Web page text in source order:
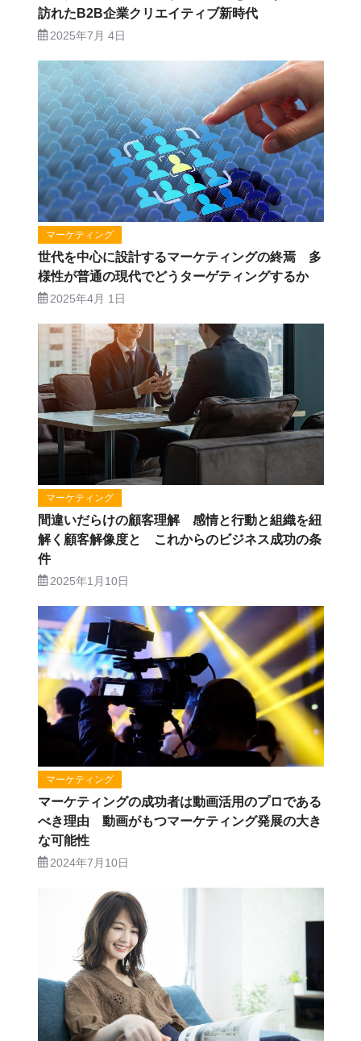
訪れたB2B企業クリエイティブ新時代
2025年7月 4日
マーケティング
世代を中心に設計するマーケティングの終焉 多
様性が普通の現代でどうターゲティングするか
2025年4月 1日
マーケティング
間違いだらけの顧客理解 感情と行動と組織を紐
解く顧客解像度と これからのビジネス成功の条
件
2025年1月10日
マーケティング
マーケティングの成功者は動画活用のプロである
べき理由 動画がもつマーケティング発展の大き
な可能性
2024年7月10日